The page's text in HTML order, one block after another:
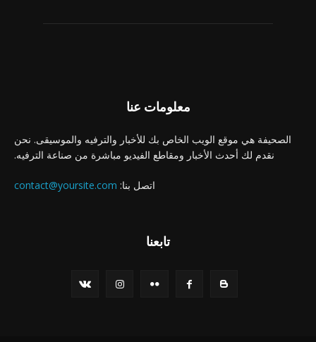
معلومات عنا
الصحيفة هي موقع الويب الخاص بك للأخبار والترفيه والموسيقى. نحن
نقدم لك أحدث الأخبار ومقاطع الفيديو مباشرة من صناعة الترفيه.
اتصل بنا: contact@yoursite.com
تابعنا